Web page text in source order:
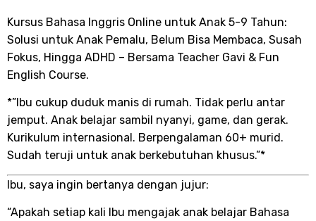
Kursus Bahasa Inggris Online untuk Anak 5-9 Tahun:
Solusi untuk Anak Pemalu, Belum Bisa Membaca, Susah
Fokus, Hingga ADHD – Bersama Teacher Gavi & Fun
English Course.
*”Ibu cukup duduk manis di rumah. Tidak perlu antar
jemput. Anak belajar sambil nyanyi, game, dan gerak.
Kurikulum internasional. Berpengalaman 60+ murid.
Sudah teruji untuk anak berkebutuhan khusus.”*
Ibu, saya ingin bertanya dengan jujur:
“Apakah setiap kali Ibu mengajak anak belajar Bahasa